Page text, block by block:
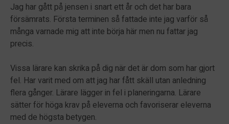
Jag har gått på jensen i snart ett år och det har bara
försämrats. Första terminen så fattade inte jag varför så
många varnade mig att inte börja här men nu fattar jag
precis.
Vissa lärare kan skrika på dig när det är dom som har gjort
fel. Har varit med om att jag har fått skäll utan anledning
flera gånger. Lärare lägger in fel i planeringarna. Lärare
sätter för höga krav på eleverna och favoriserar eleverna
med de högsta betygen.